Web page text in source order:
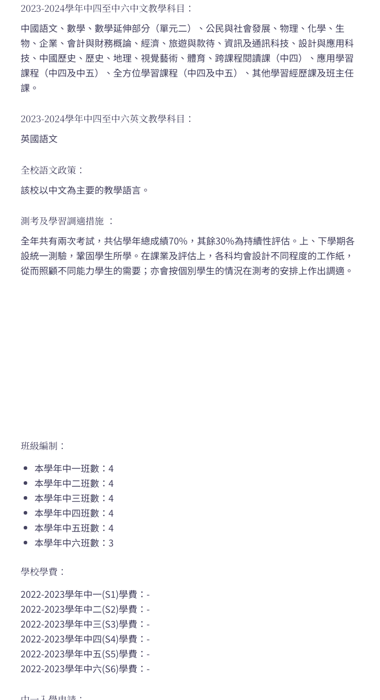
2023-2024學年中四至中六中文教學科目：
中國語文、數學、數學延伸部分（單元二）、公民與社會發展、物理、化學、生
物、企業、會計與財務概論、經濟、旅遊與款待、資訊及通訊科技、設計與應用科
技、中國歷史、歷史、地理、視覺藝術、體育、跨課程閱讀課（中四）、應用學習
課程（中四及中五）、全方位學習課程（中四及中五）、其他學習經歷課及班主任
課。
2023-2024學年中四至中六英文教學科目：
英國語文
全校語文政策：
該校以中文為主要的教學語言。
測考及學習調適措施 ：
全年共有兩次考試，共佔學年總成績70%，其餘30%為持續性評估。上、下學期各
設統一測驗，鞏固學生所學。在課業及評估上，各科均會設計不同程度的工作紙，
從而照顧不同能力學生的需要；亦會按個別學生的情況在測考的安排上作出調適。
班級編制：
本學年中一班數：4
本學年中二班數：4
本學年中三班數：4
本學年中四班數：4
本學年中五班數：4
本學年中六班數：3
學校學費：
2022-2023學年中一(S1)學費：-
2022-2023學年中二(S2)學費：-
2022-2023學年中三(S3)學費：-
2022-2023學年中四(S4)學費：-
2022-2023學年中五(S5)學費：-
2022-2023學年中六(S6)學費：-